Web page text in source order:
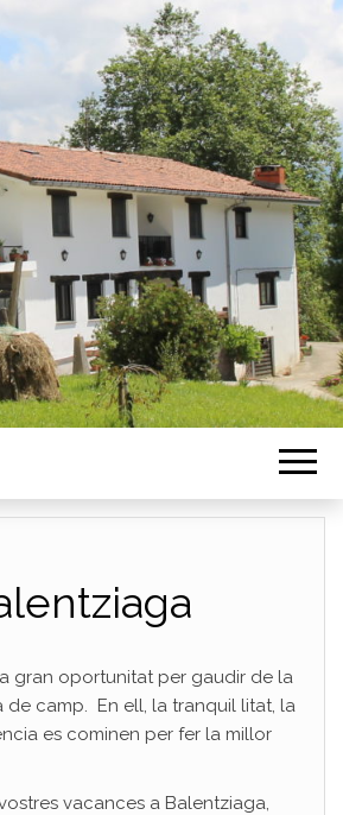
gran oportunitat per gaudir de la
de camp. En ell, la tranquil litat, la
es cominen per fer la millor
vacances a Balentziaga,